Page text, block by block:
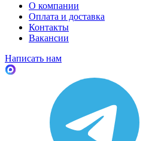
О компании
Оплата и доставка
Контакты
Вакансии
Написать нам